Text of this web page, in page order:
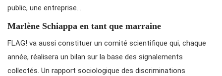
public, une entreprise…
Marlène Schiappa en tant que marraine
FLAG! va aussi constituer un comité scientifique qui, chaque
année, réalisera un bilan sur la base des signalements
collectés. Un rapport sociologique des discriminations